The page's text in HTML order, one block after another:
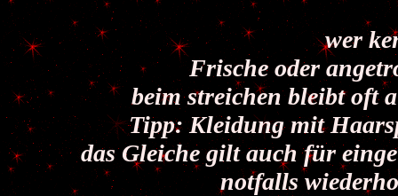
wer
Frische oder
beim streichen bleibt oft
Tipp: Kleidung mit
das Gleiche gilt auch für
notfalls